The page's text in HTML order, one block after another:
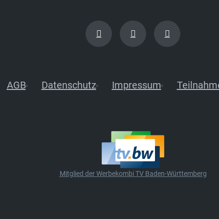
AGB Datenschutz Impressum
Mitglied der Werbekombi TV Baden-Württemberg